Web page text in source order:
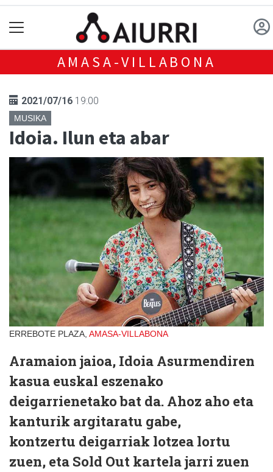
AMASA-VILLABONA
2021/07/16 19:00
MUSIKA
Idoia. Ilun eta abar
ERREBOTE PLAZA, AMASA-VILLABONA
Aramaion jaioa, Idoia Asurmendiren
kasua euskal eszenako
deigarrienetako bat da. Ahoz aho eta
kanturik argitaratu gabe,
kontzertu deigarriak lotzea lortu
zuen, eta Sold Out kartela jarri zuen